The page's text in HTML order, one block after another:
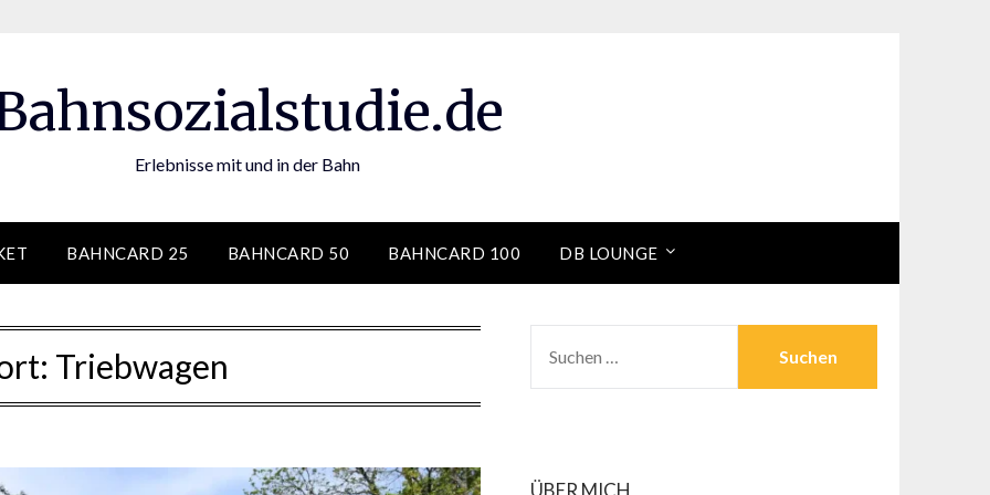
Erlebnisse mit und in der Bahn
BAHNCARD 25 BAHNCARD 50 BAHNCARD 100 DB LOUNGE
Triebwagen
NACH:
ÜBER MICH